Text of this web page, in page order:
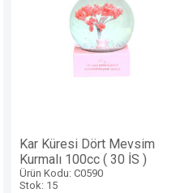
Kar Küresi Dört Mevsim
Kurmalı 100cc ( 30 İS )
Ürün Kodu: C0590
Stok: 15